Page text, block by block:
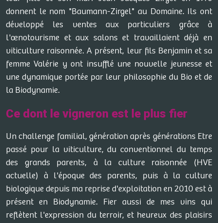
donnent le nom "Baumann-Zirgel" au Domaine. Ils ont
développé les ventes aux particuliers grâce à
l'œnotourisme et aux salons et travaillaient déjà en
viticulture raisonnée. A présent, leur fils Benjamin et sa
femme Valérie y ont insufflé une nouvelle jeunesse et
une dynamique portée par leur philosophie du Bio et de
la Biodynamie.
Ce dont le vigneron est le plus fier
Un challenge familial, génération après générations Etre
passé pour la viticulture, du conventionnel du temps
des grands parents, à la culture raisonnée (HVE
actuelle) à l'époque des parents, puis à la culture
biologique depuis ma reprise d'exploitation en 2010 est à
présent en Biodynamie. Fier aussi de mes vins qui
reflètent l'expression du terroir, et heureux des plaisirs